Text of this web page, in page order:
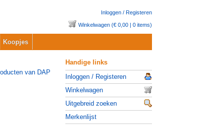
Inloggen / Registeren
Winkelwagen (€ 0,00 | 0 items)
Koopjes
Handige links
Inloggen / Registeren
Winkelwagen
Uitgebreid zoeken
Merkenlijst